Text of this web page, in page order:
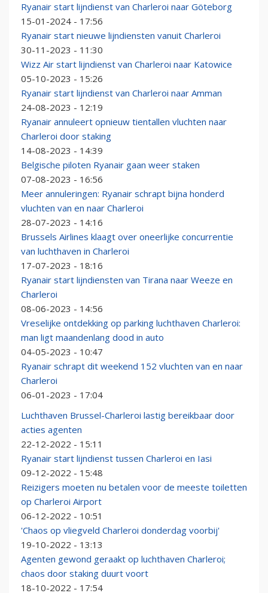
Ryanair start lijndienst van Charleroi naar Göteborg
15-01-2024 - 17:56
Ryanair start nieuwe lijndiensten vanuit Charleroi
30-11-2023 - 11:30
Wizz Air start lijndienst van Charleroi naar Katowice
05-10-2023 - 15:26
Ryanair start lijndienst van Charleroi naar Amman
24-08-2023 - 12:19
Ryanair annuleert opnieuw tientallen vluchten naar
Charleroi door staking
14-08-2023 - 14:39
Belgische piloten Ryanair gaan weer staken
07-08-2023 - 16:56
Meer annuleringen: Ryanair schrapt bijna honderd
vluchten van en naar Charleroi
28-07-2023 - 14:16
Brussels Airlines klaagt over oneerlijke concurrentie
van luchthaven in Charleroi
17-07-2023 - 18:16
Ryanair start lijndiensten van Tirana naar Weeze en
Charleroi
08-06-2023 - 14:56
Vreselijke ontdekking op parking luchthaven Charleroi:
man ligt maandenlang dood in auto
04-05-2023 - 10:47
Ryanair schrapt dit weekend 152 vluchten van en naar
Charleroi
06-01-2023 - 17:04
Luchthaven Brussel-Charleroi lastig bereikbaar door
acties agenten
22-12-2022 - 15:11
Ryanair start lijndienst tussen Charleroi en Iasi
09-12-2022 - 15:48
Reizigers moeten nu betalen voor de meeste toiletten
op Charleroi Airport
06-12-2022 - 10:51
'Chaos op vliegveld Charleroi donderdag voorbij'
19-10-2022 - 13:13
Agenten gewond geraakt op luchthaven Charleroi;
chaos door staking duurt voort
18-10-2022 - 17:54